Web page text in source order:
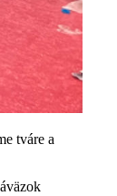
tváre a